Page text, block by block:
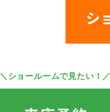
＼ショールームで見たい！／